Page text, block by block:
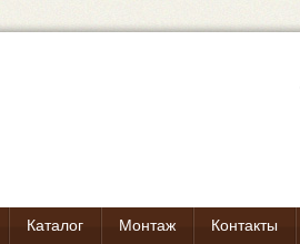
Каталог Монтаж Контакты